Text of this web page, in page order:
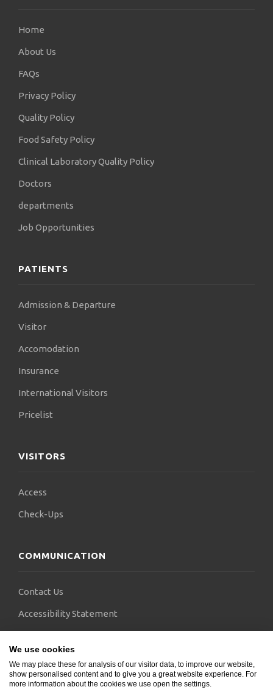
αρρυθμίες), ηλεκτροφυσιολογικές μελέτες και
εμφυτεύσεις καρδιακών συσκευών (βηματοδότες,
holter).
Διατηρεί ιδιωτικό ιατρείο στο κέντρο της Λάρισας
«ΑΓΙΟΣ ΛΟΥΚΑΣ».
Home
About Us
FAQs
Privacy Policy
Quality Policy
Food Safety Policy
Clinical Laboratory Quality Policy
Doctors
departments
Job Opportunities
PATIENTS
Admission & Departure
Visitor
Accomodation
Insurance
International Visitors
Pricelist
VISITORS
Access
Check-Ups
COMMUNICATION
Contact Us
Accessibility Statement
We use cookies
We may place these for analysis of our visitor data, to improve our website,
show personalised content and to give you a great website experience. For
more information about the cookies we use open the settings.